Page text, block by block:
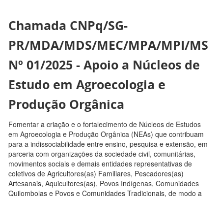
Chamada CNPq/SG-
PR/MDA/MDS/MEC/MPA/MPI/MS
Nº 01/2025 - Apoio a Núcleos de
Estudo em Agroecologia e
Produção Orgânica
Fomentar a criação e o fortalecimento de Núcleos de Estudos
em Agroecologia e Produção Orgânica (NEAs) que contribuam
para a indissociabilidade entre ensino, pesquisa e extensão, em
parceria com organizações da sociedade civil, comunitárias,
movimentos sociais e demais entidades representativas de
coletivos de Agricultores(as) Familiares, Pescadores(as)
Artesanais, Aquicultores(as), Povos Indígenas, Comunidades
Quilombolas e Povos e Comunidades Tradicionais, de modo a